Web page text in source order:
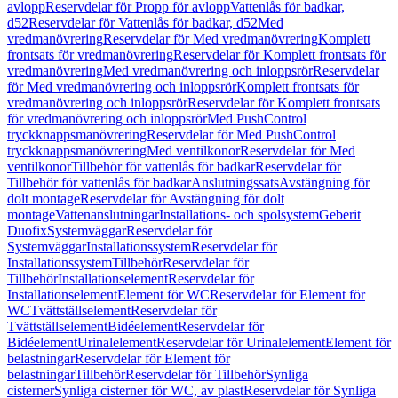
avloppReservdelar för Propp för avloppVattenlås för badkar,
d52Reservdelar för Vattenlås för badkar, d52Med
vredmanövreringReservdelar för Med vredmanövreringKomplett
frontsats för vredmanövreringReservdelar för Komplett frontsats för
vredmanövreringMed vredmanövrering och inloppsrörReservdelar
för Med vredmanövrering och inloppsrörKomplett frontsats för
vredmanövrering och inloppsrörReservdelar för Komplett frontsats
för vredmanövrering och inloppsrörMed PushControl
tryckknappsmanövreringReservdelar för Med PushControl
tryckknappsmanövreringMed ventilkonorReservdelar för Med
ventilkonorTillbehör för vattenlås för badkarReservdelar för
Tillbehör för vattenlås för badkarAnslutningssatsAvstängning för
dolt montageReservdelar för Avstängning för dolt
montageVattenanslutningarInstallations- och spolsystemGeberit
DuofixSystemväggarReservdelar för
SystemväggarInstallationssystemReservdelar för
InstallationssystemTillbehörReservdelar för
TillbehörInstallationselementReservdelar för
InstallationselementElement för WCReservdelar för Element för
WCTvättställselementReservdelar för
TvättställselementBidéelementReservdelar för
BidéelementUrinalelementReservdelar för UrinalelementElement för
belastningarReservdelar för Element för
belastningarTillbehörReservdelar för TillbehörSynliga
cisternerSynliga cisterner för WC, av plastReservdelar för Synliga